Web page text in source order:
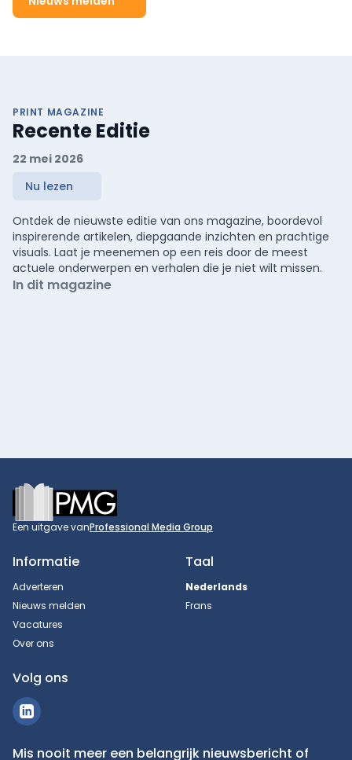
PRINT MAGAZINE
Recente Editie
22 mei 2026
Nu lezen
Ontdek de nieuwste editie van ons magazine, boordevol
inspirerende artikelen, diepgaande inzichten en prachtige
visuals. Laat je meenemen op een reis door de meest
actuele onderwerpen en verhalen die je niet wilt missen.
In dit magazine
Footer
Een uitgave vanProfessional Media Group
Informatie
Adverteren
Nieuws melden
Vacatures
Over ons
Taal
Nederlands
Frans
Volg ons
Mis nooit meer een belangrijk nieuwsbericht of